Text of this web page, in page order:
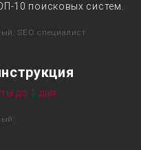
10 поисковых систем.
SEO специалист
до 1 дня